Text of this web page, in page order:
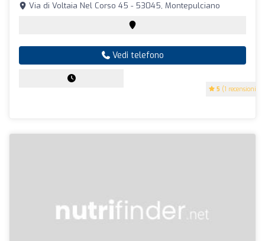
5 (1 recensioni)
Via di Voltaia Nel Corso 45 - 53045, Montepulciano
Vedi telefono